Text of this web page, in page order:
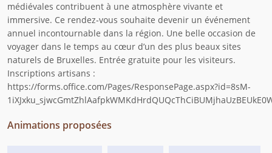
médiévales contribuent à une atmosphère vivante et
immersive. Ce rendez‑vous souhaite devenir un événement
annuel incontournable dans la région. Une belle occasion de
voyager dans le temps au cœur d’un des plus beaux sites
naturels de Bruxelles. Entrée gratuite pour les visiteurs.
Inscriptions artisans :
https://forms.office.com/Pages/ResponsePage.aspx?id=8sM-
Animations proposées